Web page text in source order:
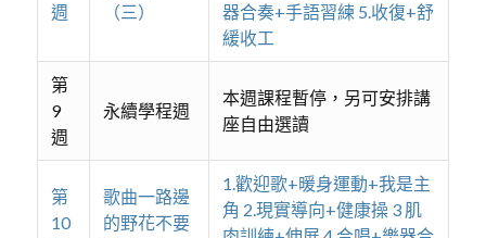
週
（三）
器合奏+手語習練 5.收復+舒
緩收工
第
9
週
永續學程週
本週課程暫停，另可安排講
座自由選讀
第
10
歌曲一路邊
的野花不要
1.歡迎歌+暖身運動+我是主
角 2.現實導向+健康操 3 肌